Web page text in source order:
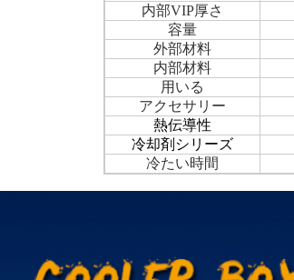
内部VIP厚さ
容量
外部材料
内部材料
用いる
アクセサリー
熱伝導性
冷却剤シリーズ
冷たい時間